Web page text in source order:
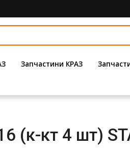
Запчастини КРАЗ
(к-кт 4 шт)